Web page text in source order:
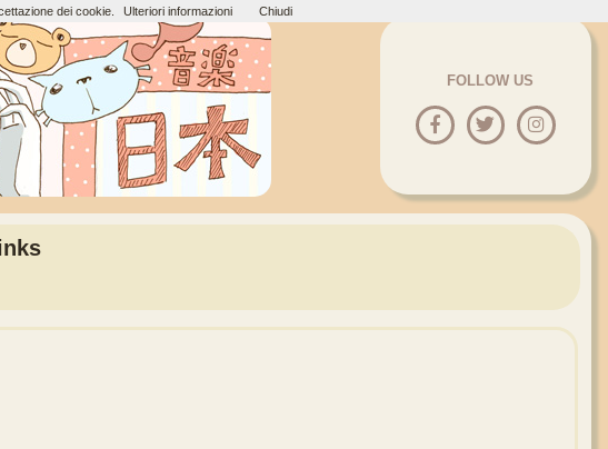
FOLLOW US
dei cookie. Ulteriori informazioni Chiudi